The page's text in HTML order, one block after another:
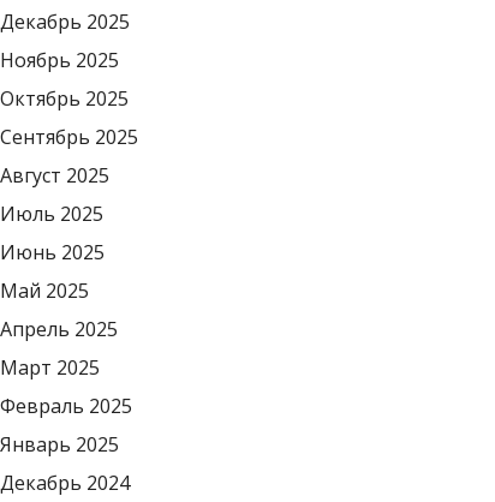
Декабрь 2025
Ноябрь 2025
Октябрь 2025
Сентябрь 2025
Август 2025
Июль 2025
Июнь 2025
Май 2025
Апрель 2025
Март 2025
Февраль 2025
Январь 2025
Декабрь 2024